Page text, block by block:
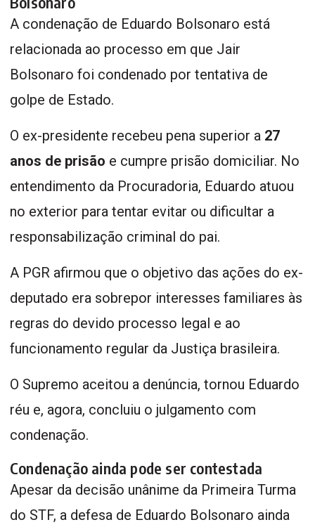
A condenação de Eduardo Bolsonaro está
relacionada ao processo em que Jair
Bolsonaro foi condenado por tentativa de
golpe de Estado.
O ex-presidente recebeu pena superior a 27
anos de prisão e cumpre prisão domiciliar. No
entendimento da Procuradoria, Eduardo atuou
no exterior para tentar evitar ou dificultar a
responsabilização criminal do pai.
A PGR afirmou que o objetivo das ações do ex-
deputado era sobrepor interesses familiares às
regras do devido processo legal e ao
funcionamento regular da Justiça brasileira.
O Supremo aceitou a denúncia, tornou Eduardo
réu e, agora, concluiu o julgamento com
condenação.
Condenação ainda pode ser contestada
Apesar da decisão unânime da Primeira Turma
do STF, a defesa de Eduardo Bolsonaro ainda